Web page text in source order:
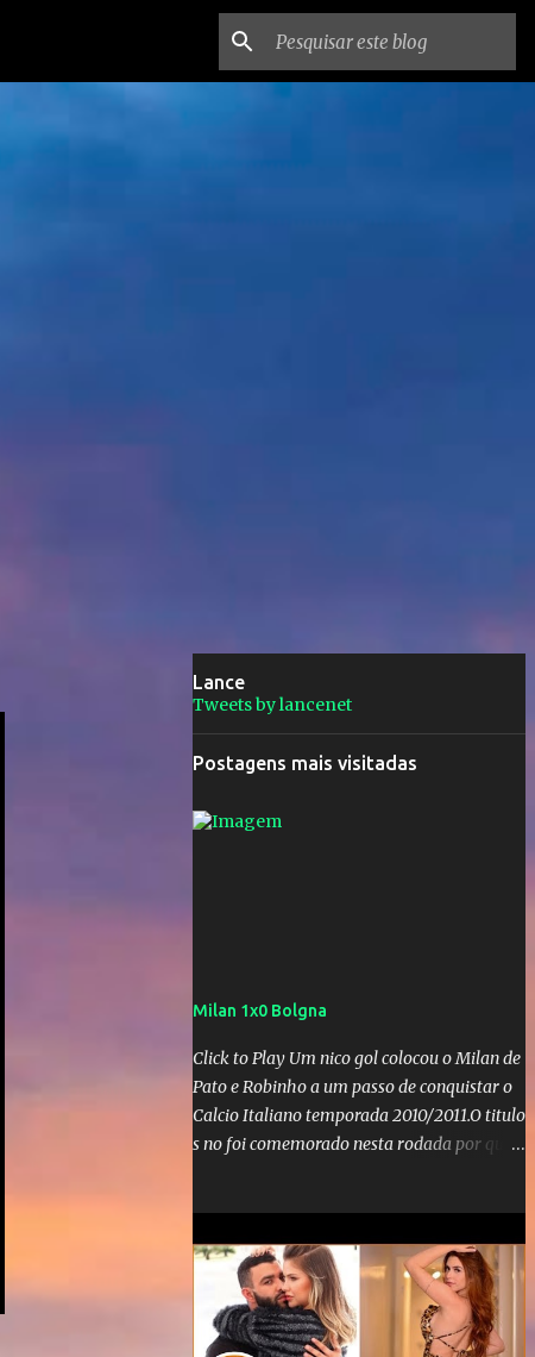
Lance
Tweets by lancenet
Postagens mais visitadas
Milan 1x0 Bolgna
Click to Play Um nico gol colocou o Milan de
Pato e Robinho a um passo de conquistar o
Calcio Italiano temporada 2010/2011.O titulo
s no foi comemorado nesta rodada por que a
voltandoa Italia e para dirigir de novo a
Internazionale.Na velha bota tudo parece
definido e tem o Milan como virtual
campeao. ;